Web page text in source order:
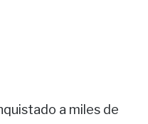
a miles de